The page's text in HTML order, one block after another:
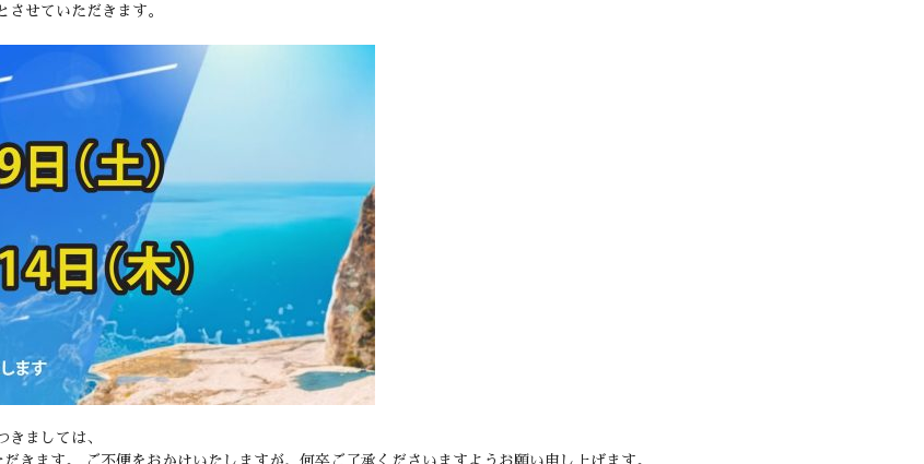
せていただきます。
ましては、